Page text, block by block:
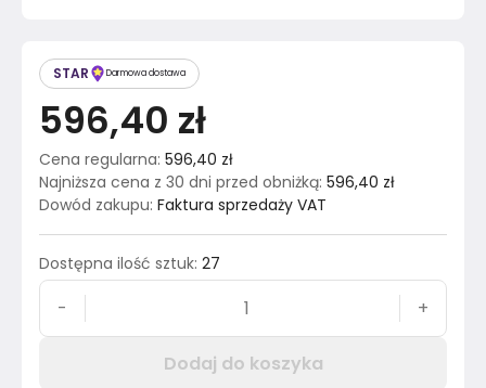
STAR Darmowa dostawa
596,40 zł
Cena regularna: 596,40 zł
Najniższa cena z 30 dni przed obniżką: 596,40 zł
Dowód zakupu: Faktura sprzedaży VAT
Dostępna ilość sztuk: 27
- +
Dodaj do koszyka